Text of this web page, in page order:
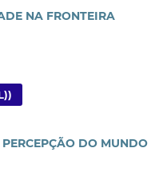
NA FRONTEIRA
DO MUNDO